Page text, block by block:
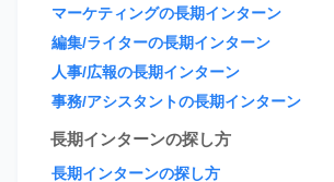
マーケティングの長期インターン
編集/ライターの長期インターン
人事/広報の長期インターン
事務/アシスタントの長期インターン
長期インターンの探し方
長期インターンの探し方